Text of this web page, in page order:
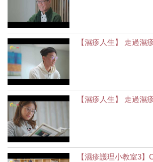
【濕疹人生】 走過濕
【濕疹人生】 走過濕
【濕疹護理小教室3